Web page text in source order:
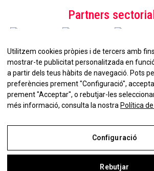
Partners
No et perdis la
Utilitzem cookies pròpies i de tercers amb
mostrar-te publicitat personalitzada en
a partir dels teus hàbits de navegació. Pots
preferències prement "Configuració",
prement "Acceptar", o rebutjar-les
més informació, consulta la nostra Política
Configuració
Rebutjar
Avís Legal